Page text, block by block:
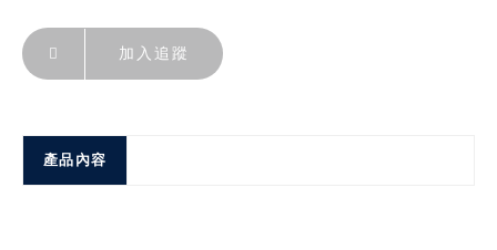
加入追蹤
產品內容